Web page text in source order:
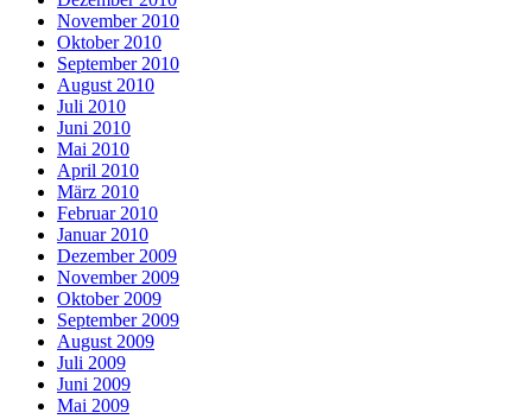
November 2010
Oktober 2010
September 2010
August 2010
Juli 2010
Juni 2010
Mai 2010
April 2010
März 2010
Februar 2010
Januar 2010
Dezember 2009
November 2009
Oktober 2009
September 2009
August 2009
Juli 2009
Juni 2009
Mai 2009